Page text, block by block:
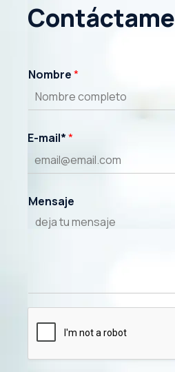
Weldyn
Quezada
2021
Contáctame
Nombre*
E-mail**
Mensaje